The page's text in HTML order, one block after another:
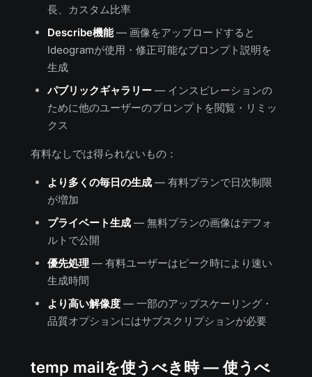
長、カスタム比率
Describe機能— 画像をアップロードすると
Ideogramが使用・修正可能なプロンプト説明を
生成
パブリックギャラリー — インスピレーションの
ために他のユーザーのプロンプトを閲覧・リミッ
クス
有料なしでは得られないもの：
より多くの毎日の生成 — 有料プランで日次制限
が増加
プライベート生成 — 無料プランの画像はデフォ
ルトで公開
優先処理 — 有料ユーザーはピーク時により速い
生成時間
より高い解像度 — 一部のアップスケーリング・
品質オプションにはサブスクリプションが必要
temp mailを使うべき時 — 使うべ